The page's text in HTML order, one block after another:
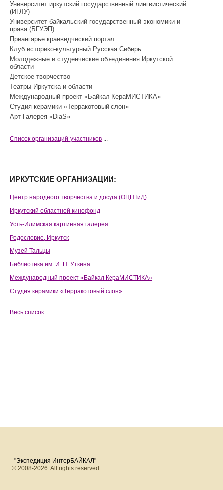
Университет иркутский государственный лингвистический
(ИГЛУ)
Университет байкальский государственный экономики и
права (БГУЭП)
Приангарье краеведческий портал
Клуб историко-культурный Русская Сибирь
Молодежные и студенческие объединения Иркутской
области
Детское творчество
Театры Иркутска и области
Международный проект «Байкал КераМИСТИКА»
Студия керамики «Терракотовый слон»
Арт-Галерея «DiaS»
Cписок организаций-участников ...
ИРКУТСКИЕ ОРГАНИЗАЦИИ:
Центр народного творчества и досуга (ОЦНТиД)
Иркутский областной кинофонд
Усть-Илимская картинная галерея
Родословие, Иркутск
Музей Тальцы
Библиотека им. И. П. Уткина
Международный проект «Байкал КераМИСТИКА»
Студия керамики «Терракотовый слон»
Весь список
"Экспедиция ИнтерБАЙКАЛ"
© 2008-2026 All rights reserved